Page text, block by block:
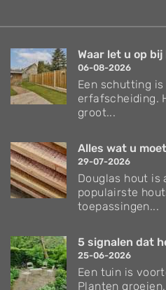
Waar let u op
06-08-2026
Een schutting
erfafscheiding.
groot...
Alles wat u
29-07-2026
Douglas hout is
populairste
toepassingen...
5 signalen dat
25-06-2026
Een tuin is
Planten